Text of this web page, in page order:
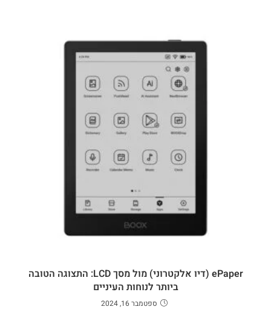
ePaper (דיו אלקטרוני) מול מסך LCD: התצוגה הטובה
ביותר לנוחות העיניים
ספטמבר 16, 2024